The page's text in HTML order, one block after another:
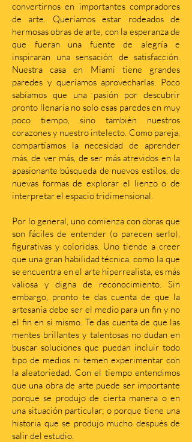
convertirnos en importantes compradores
de arte. Queríamos estar rodeados de
hermosas obras de arte, con la esperanza de
que fueran una fuente de alegría e
inspiraran una sensación de satisfacción.
Nuestra casa en Miami tiene grandes
paredes y queríamos aprovecharlas. Poco
sabíamos que una pasión por descubrir
pronto llenaría no solo esas paredes en muy
poco tiempo, sino también nuestros
corazones y nuestro intelecto. Como pareja,
compartíamos la necesidad de aprender
más, de ver más, de ser más atrevidos en la
apasionante búsqueda de nuevos estilos, de
nuevas formas de explorar el lienzo o de
interpretar el espacio tridimensional.
Por lo general, uno comienza con obras que
son fáciles de entender (o parecen serlo),
figurativas y coloridas. Uno tiende a creer
que una gran habilidad técnica, como la que
se encuentra en el arte hiperrealista, es más
valiosa y digna de reconocimiento. Sin
embargo, pronto te das cuenta de que la
artesanía debe ser el medio para un fin y no
el fin en sí mismo. Te das cuenta de que las
mentes brillantes y talentosas no dudan en
buscar soluciones que puedan incluir todo
tipo de medios ni temen experimentar con
la aleatoriedad. Con el tiempo entendimos
que una obra de arte puede ser importante
porque se produjo de cierta manera o en
una situación particular; o porque tiene una
historia que se produjo mucho después de
salir del estudio.